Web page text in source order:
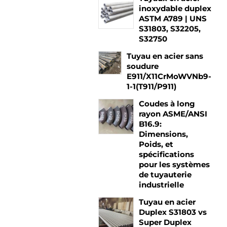
inoxydable duplex
ASTM A789 | UNS
S31803, S32205,
S32750
Tuyau en acier sans
soudure
E911/X11CrMoWVNb9-
1-1(T911/P911)
Coudes à long
rayon ASME/ANSI
B16.9:
Dimensions,
Poids, et
spécifications
pour les systèmes
de tuyauterie
industrielle
Tuyau en acier
Duplex S31803 vs
Super Duplex